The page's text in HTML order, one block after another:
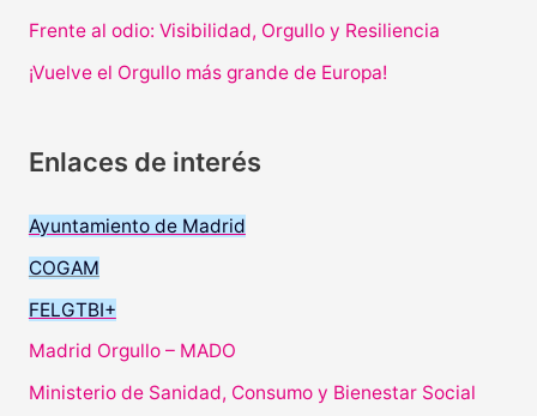
Frente al odio: Visibilidad, Orgullo y Resiliencia
¡Vuelve el Orgullo más grande de Europa!
Enlaces de interés
Ayuntamiento de Madrid
COGAM
FELGTBI+
Madrid Orgullo – MADO
Ministerio de Sanidad, Consumo y Bienestar Social